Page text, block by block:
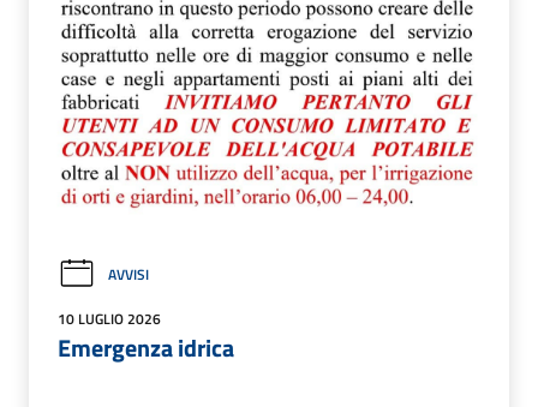
AVVISI
10 LUGLIO 2026
Emergenza idrica